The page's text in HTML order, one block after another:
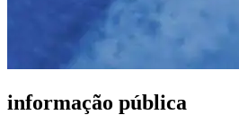
informação pública